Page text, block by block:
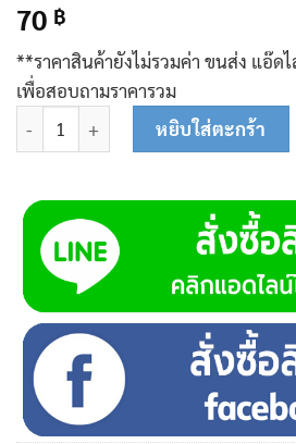
70 ฿
**ราคาสินค้ายังไม่รวมค่า ขนส่ง แอ๊ดไ
เพื่อสอบถามราคารวม
จำนวน ชุดฝาปิดถังน้ำยา 45-0200 ชิ้น
หยิบใส่ตะกร้า